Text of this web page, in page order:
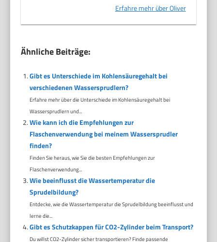
Erfahre mehr über Oliver
Ähnliche Beiträge:
Gibt es Unterschiede im Kohlensäuregehalt bei
verschiedenen Wassersprudlern?
Erfahre mehr über die Unterschiede im Kohlensäuregehalt bei
Wassersprudlern und...
Wie kann ich die Empfehlungen zur
Flaschenverwendung bei meinem Wassersprudler
finden?
Finden Sie heraus, wie Sie die besten Empfehlungen zur
Flaschenverwendung...
Wie beeinflusst die Wassertemperatur die
Sprudelbildung?
Entdecke, wie die Wassertemperatur die Sprudelbildung beeinflusst und
lerne die...
Gibt es Schutzkappen für CO2-Zylinder beim Transport?
Du willst CO2-Zylinder sicher transportieren? Finde passende